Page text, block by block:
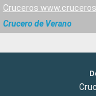
Cruceros
Crucero de Verano